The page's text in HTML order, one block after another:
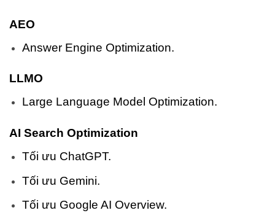
AEO
Answer Engine Optimization.
LLMO
Large Language Model Optimization.
AI Search Optimization
Tối ưu ChatGPT.
Tối ưu Gemini.
Tối ưu Google AI Overview.